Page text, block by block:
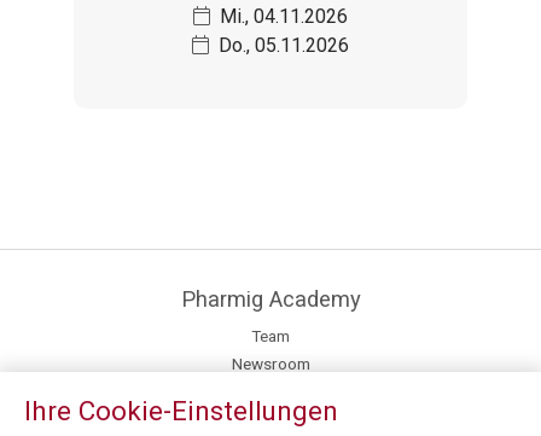
Mi., 04.11.2026
Do., 05.11.2026
Pharmig Academy
Team
Newsroom
Fachexpert:innen
Ihre Cookie-Einstellungen